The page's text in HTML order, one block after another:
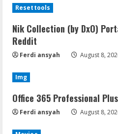
Resettools
Nik Collection (by DxO)
Reddit
Ferdi ansyah August 8,
Img
Office 365 Professional
Ferdi ansyah August 8,